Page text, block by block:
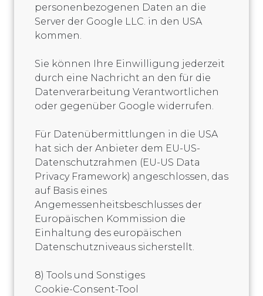
personenbezogenen Daten an die
Server der Google LLC. in den USA
kommen.
Sie können Ihre Einwilligung jederzeit
durch eine Nachricht an den für die
Datenverarbeitung Verantwortlichen
oder gegenüber Google widerrufen.
Für Datenübermittlungen in die USA
hat sich der Anbieter dem EU-US-
Datenschutzrahmen (EU-US Data
Privacy Framework) angeschlossen, das
auf Basis eines
Angemessenheitsbeschlusses der
Europäischen Kommission die
Einhaltung des europäischen
Datenschutzniveaus sicherstellt.
8) Tools und Sonstiges
Cookie-Consent-Tool